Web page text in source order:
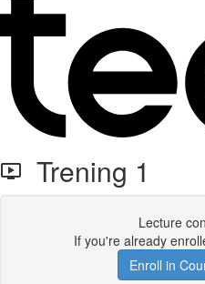
Trening 1
Lecture
If you're already
Enroll in